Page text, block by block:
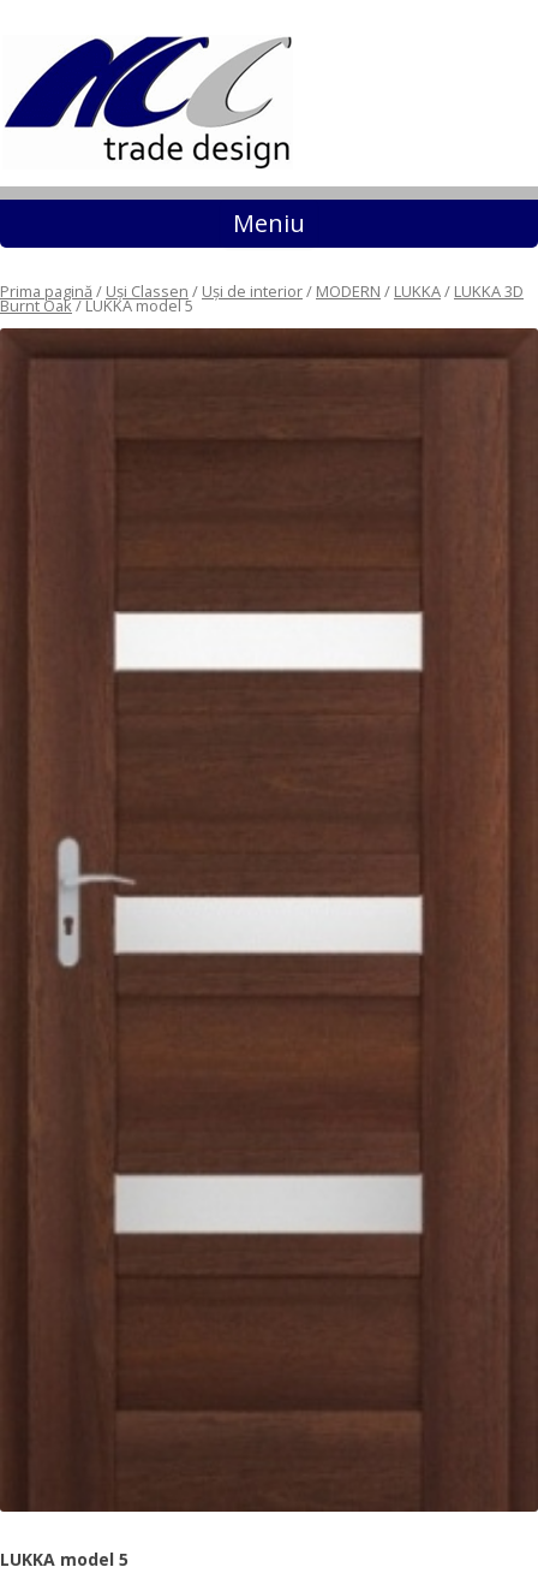
Meniu Sari la conținut
Prima pagină / Uși Classen / Uși de interior/ MODERN / LUKKA/ LUKKA 3D
Burnt Oak/ LUKKA model 5
LUKKA model 5